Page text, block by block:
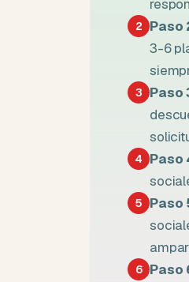
2 Paso
3-6
3 Paso
4 Paso
5 Paso
6 Paso